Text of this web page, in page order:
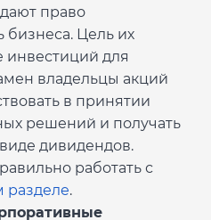
право
бизнеса. Цель их
инвестиций для
владельцы акций
в принятии
решений и получать
дивидендов.
работать с
разделе.